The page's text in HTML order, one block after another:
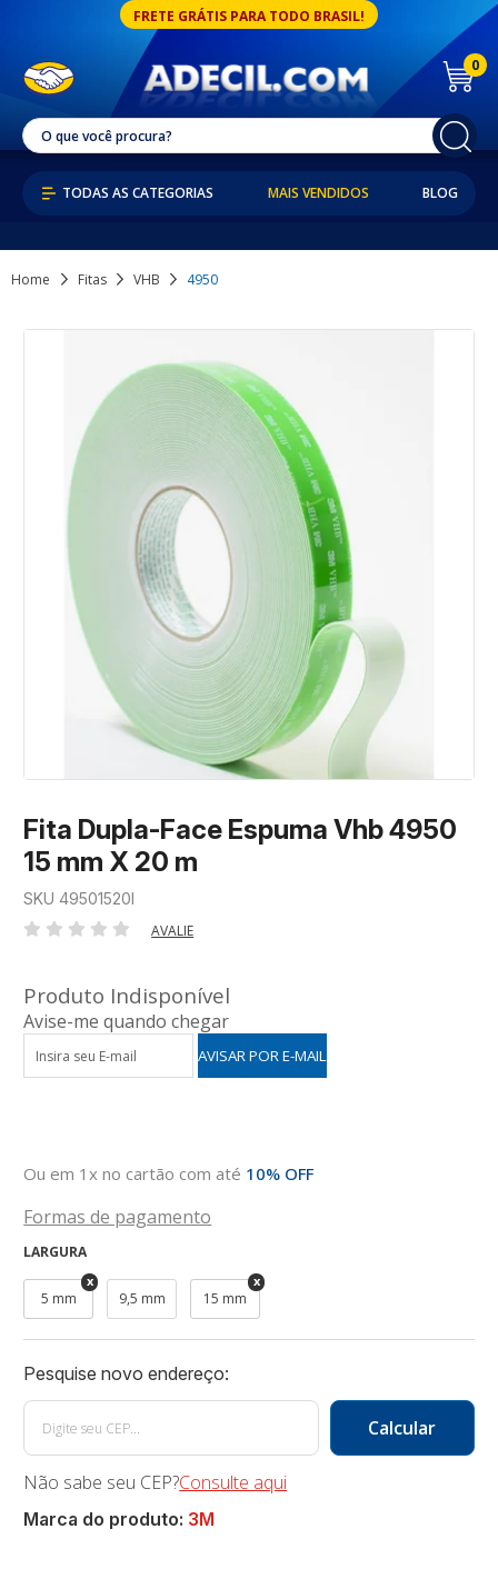
FRETE GRÁTIS PARA TODO BRASIL!
0
MAIS VENDIDOS BLOG
Home Fitas VHB 4950
Fita Dupla-Face Espuma Vhb 4950
15 mm X 20 m
SKU 49501520I
AVALIE
Produto Indisponível
Avise-me quando chegar
Ou em 1x no cartão com até 10% OFF
Formas de pagamento
LARGURA
5 mm 9,5 mm 15 mm
Não sabe seu CEP?Consulte aqui
Marca do produto: 3M